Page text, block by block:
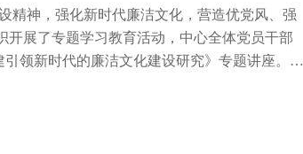
精神，强化新时代廉洁文化，营造优党风、强
开展了专题学习教育活动，中心全体党员干部
领新时代的廉洁文化建设研究》专题讲座。李
从政用权、廉洁修身自律的思想道德观念及其